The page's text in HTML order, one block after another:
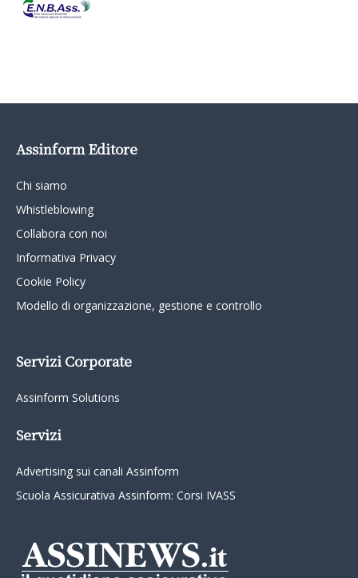
Assinform Editore
Chi siamo
Whistleblowing
Collabora con noi
Informativa Privacy
Cookie Policy
Modello di organizzazione, gestione e controllo
Servizi Corporate
Assinform Solutions
Servizi
Advertising sui canali Assinform
Scuola Assicurativa Assinform: Corsi IVASS